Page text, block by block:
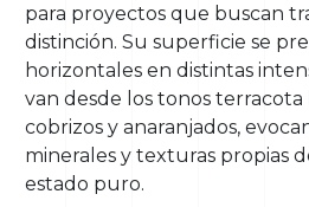
para proyectos que buscan
distinción. Su superficie se
horizontales en distintas
van desde los tonos terracota
cobrizos y anaranjados,
minerales y texturas propias
estado puro.